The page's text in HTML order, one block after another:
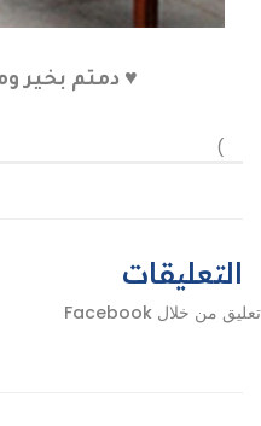
♥ دمتم بخير
)
التعليقات
تعليق من خلال Facebook